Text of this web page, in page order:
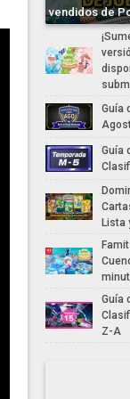
vendidos de
Guía
Guía
Lista
Guía
Z-A